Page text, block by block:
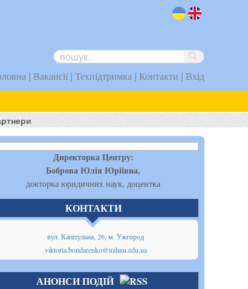
| Вакансії| Техпідтримка | Контакти | Вхід
Директорка Центру:
Боброва Юлія Юріївна,
докторка юридичних наук, доцентка
КОНТАКТИ
вул. Капітульна, 26, м. Ужгород
viktoria.bondarenko@uzhnu.edu.ua
АНОНСИ ПОДІЙ